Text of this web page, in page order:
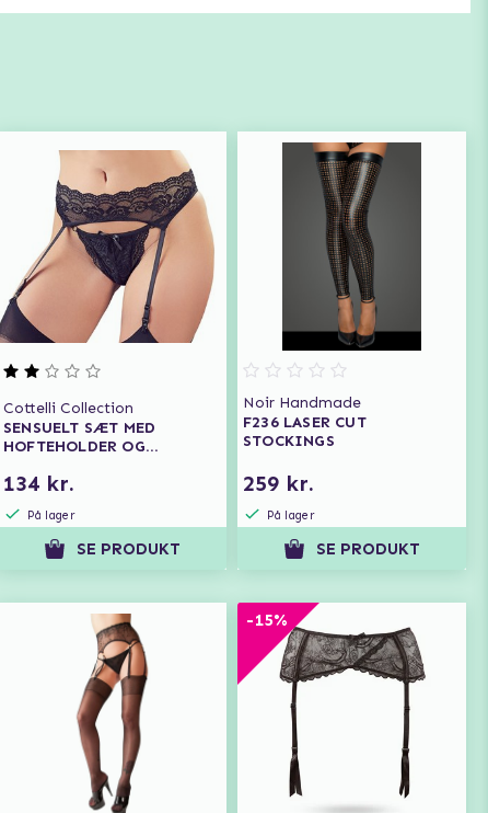
Cottelli Collection
SENSUELT SÆT MED
HOFTEHOLDER OG
134 kr.
På lager
SE PRODUKT
Noir Handmade
F236 LASER CUT
STOCKINGS
259 kr.
På lager
SE PRODUKT
-15%